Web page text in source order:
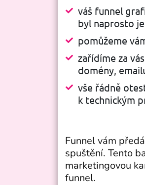
váš funnel
byl naprosto
pomůžeme
zařídíme za
domény,
vše řádně
k technickým
Funnel vám
spuštění. Tento
marketingovou
funnel.